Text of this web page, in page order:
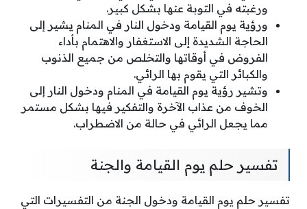
ورغبته في التوبة عنها بشكل كبير.
ورؤية يوم القيامة ودخول النار في المنام يشير إلى
الحاجة الشديدة إلى الاستغفار والاهتمام بأداء
الفروض في أوقاتها والتخلص من جميع الذنوب
والكبائر التي يقوم بها الرائي.
وتشير رؤية يوم القيامة في المنام ودخول النار إلى
الخوف من عذاب الآخرة والتفكير فيها بشكل مستمر
مما يجعل الرائي في حالة من الاضطراب.
تفسير حلم يوم القيامة والجنة
تفسير حلم يوم القيامة ودخول الجنة من التفسيرات التي